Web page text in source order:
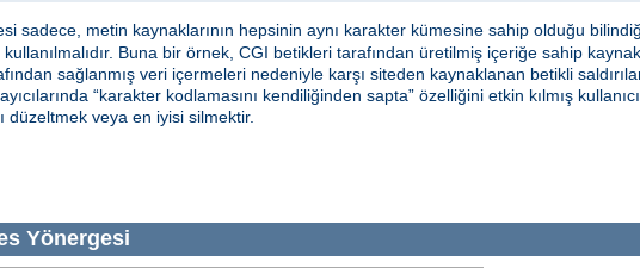
sadece, metin kaynaklarının hepsinin aynı karakter kümesine sahip olduğu
Buna bir örnek, CGI betikleri tarafından üretilmiş içeriğe sahip
sağlanmış veri içermeleri nedeniyle karşı siteden kaynaklanan betikli
“karakter kodlamasını kendiliğinden sapta” özelliğini etkin kılmış
düzeltmek veya en iyisi silmektir.
Yönergesi